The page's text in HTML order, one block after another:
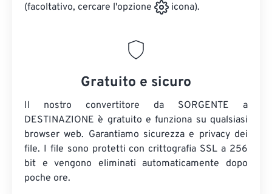
(facoltativo, cercare l'opzione
icona).
Gratuito e sicuro
Il nostro convertitore da SORGENTE a
DESTINAZIONE è gratuito e funziona su qualsiasi
browser web. Garantiamo sicurezza e privacy dei
file. I file sono protetti con crittografia SSL a 256
bit e vengono eliminati automaticamente dopo
poche ore.